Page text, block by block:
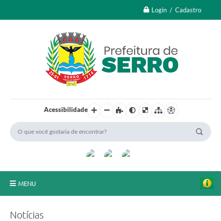
Login / Cadastro
Acessibilidade
MENU
Notícias